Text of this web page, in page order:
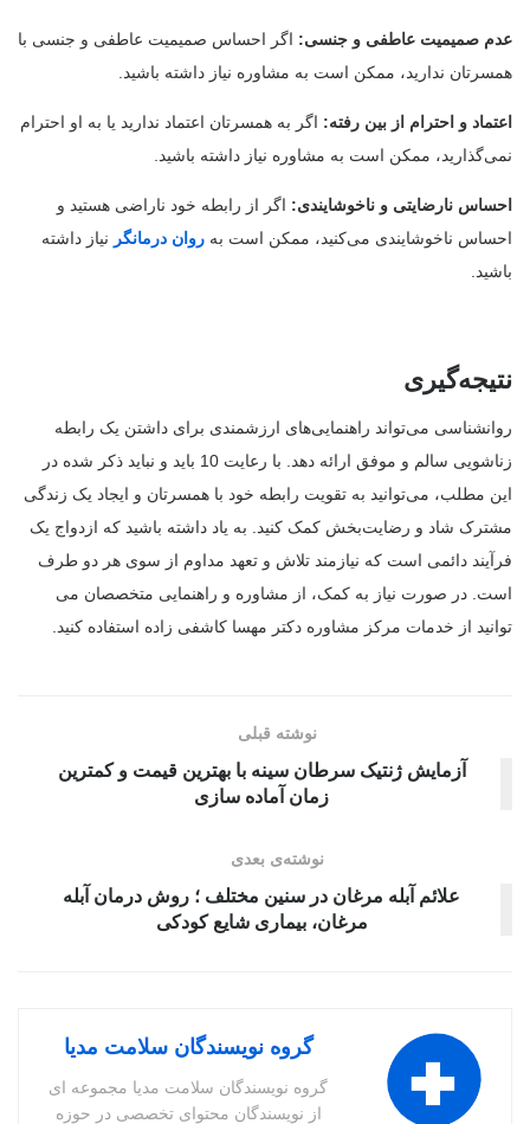
عدم صمیمیت عاطفی و جنسی: اگر احساس صمیمیت عاطفی و جنسی با
همسرتان ندارید، ممکن است به مشاوره نیاز داشته باشید.
اعتماد و احترام از بین رفته: اگر به همسرتان اعتماد ندارید یا به او احترام
نمی‌گذارید، ممکن است به مشاوره نیاز داشته باشید.
احساس نارضایتی و ناخوشایندی: اگر از رابطه خود ناراضی هستید و
احساس ناخوشایندی می‌کنید، ممکن است به روان درمانگر نیاز داشته
باشید.
نتیجه‌گیری
روانشناسی می‌تواند راهنمایی‌های ارزشمندی برای داشتن یک رابطه
زناشویی سالم و موفق ارائه دهد. با رعایت 10 باید و نباید ذکر شده در
این مطلب، می‌توانید به تقویت رابطه خود با همسرتان و ایجاد یک زندگی
مشترک شاد و رضایت‌بخش کمک کنید. به یاد داشته باشید که ازدواج یک
فرآیند دائمی است که نیازمند تلاش و تعهد مداوم از سوی هر دو طرف
است. در صورت نیاز به کمک، از مشاوره و راهنمایی متخصصان می
توانید از خدمات مرکز مشاوره دکتر مهسا کاشفی زاده استفاده کنید.
نوشته قبلی
آزمایش ژنتیک سرطان سینه با بهترین قیمت و کمترین
زمان آماده سازی
نوشته‌ی بعدی
علائم آبله مرغان در سنین مختلف ؛ روش درمان آبله
مرغان، بیماری شایع کودکی
گروه نویسندگان سلامت مدیا
گروه نویسندگان سلامت مدیا مجموعه ای
از نویسندگان محتوای تخصصی در حوزه